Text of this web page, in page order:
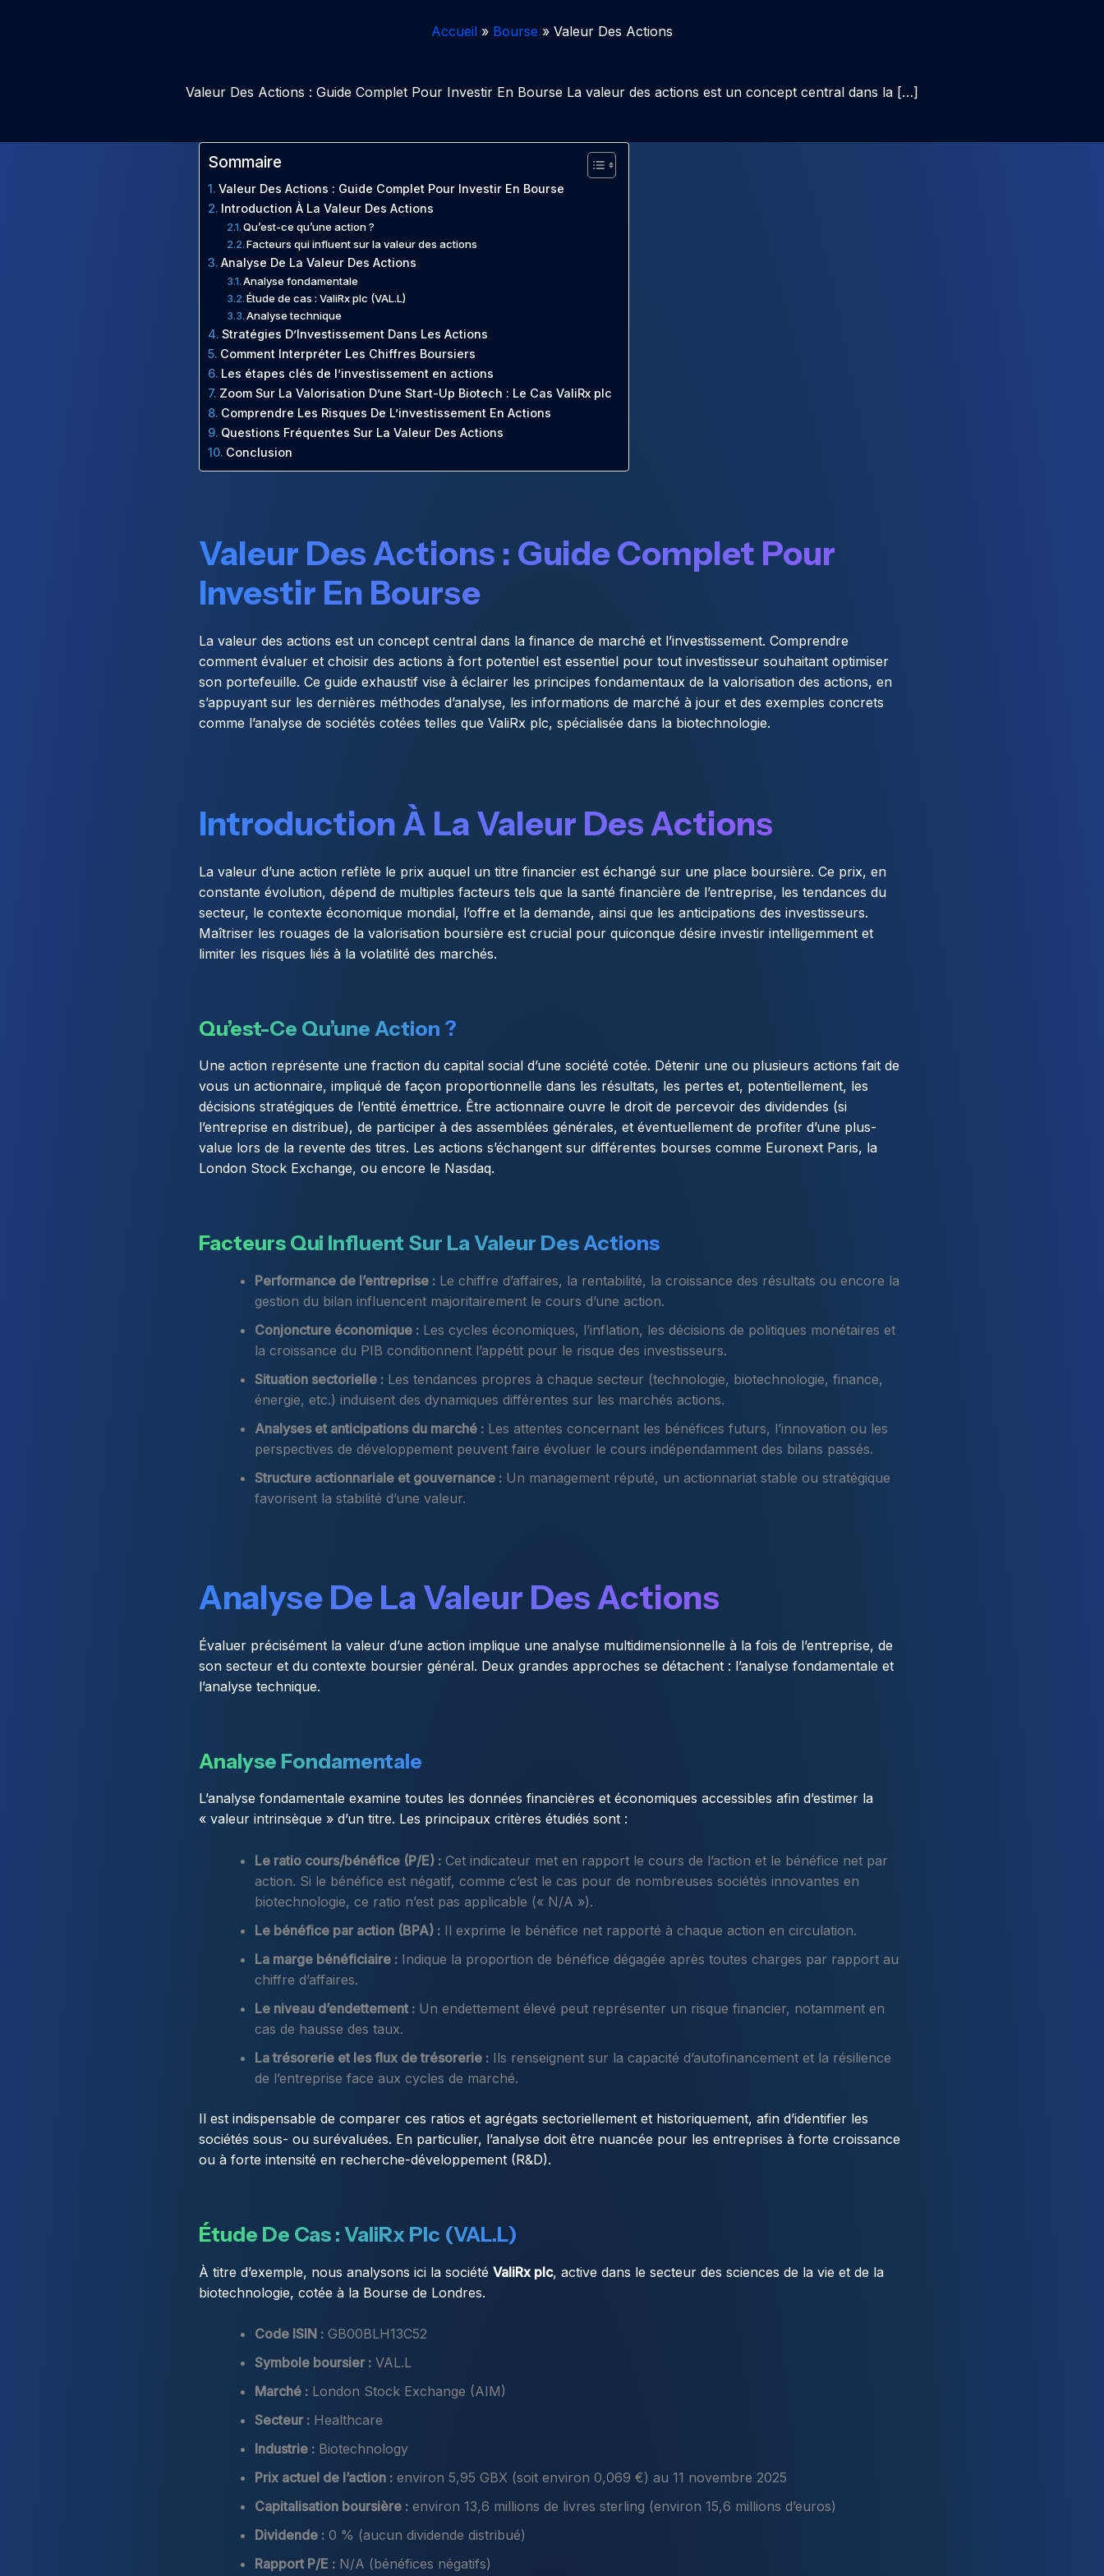
Accueil Bourse Valeur Des Actions
Valeur Des Actions : Guide Complet Pour Investir En Bourse La valeur des actions est un concept central dans la […]
Sommaire
Valeur Des Actions : Guide Complet Pour Investir En Bourse
Introduction À La Valeur Des Actions
Qu’est-ce qu’une action ?
Facteurs qui influent sur la valeur des actions
Analyse De La Valeur Des Actions
Analyse fondamentale
Étude de cas : ValiRx plc (VAL.L)
Analyse technique
Stratégies D’Investissement Dans Les Actions
Comment Interpréter Les Chiffres Boursiers
Les étapes clés de l’investissement en actions
Zoom Sur La Valorisation D’une Start-Up Biotech : Le Cas ValiRx plc
Comprendre Les Risques De L’investissement En Actions
Questions Fréquentes Sur La Valeur Des Actions
Conclusion
Valeur Des Actions : Guide Complet Pour
Investir En Bourse
La valeur des actions est un concept central dans la finance de marché et l’investissement. Comprendre
comment évaluer et choisir des actions à fort potentiel est essentiel pour tout investisseur souhaitant optimiser
son portefeuille. Ce guide exhaustif vise à éclairer les principes fondamentaux de la valorisation des actions, en
s’appuyant sur les dernières méthodes d’analyse, les informations de marché à jour et des exemples concrets
comme l’analyse de sociétés cotées telles que ValiRx plc, spécialisée dans la biotechnologie.
Introduction À La Valeur Des Actions
La valeur d’une action reflète le prix auquel un titre financier est échangé sur une place boursière. Ce prix, en
constante évolution, dépend de multiples facteurs tels que la santé financière de l’entreprise, les tendances du
secteur, le contexte économique mondial, l’offre et la demande, ainsi que les anticipations des investisseurs.
Maîtriser les rouages de la valorisation boursière est crucial pour quiconque désire investir intelligemment et
limiter les risques liés à la volatilité des marchés.
Qu’est-Ce Qu’une Action ?
Une action représente une fraction du capital social d’une société cotée. Détenir une ou plusieurs actions fait de
vous un actionnaire, impliqué de façon proportionnelle dans les résultats, les pertes et, potentiellement, les
décisions stratégiques de l’entité émettrice. Être actionnaire ouvre le droit de percevoir des dividendes (si
l’entreprise en distribue), de participer à des assemblées générales, et éventuellement de profiter d’une plus-
value lors de la revente des titres. Les actions s’échangent sur différentes bourses comme Euronext Paris, la
London Stock Exchange, ou encore le Nasdaq.
Facteurs Qui Influent Sur La Valeur Des Actions
Performance de l’entreprise : Le chiffre d’affaires, la rentabilité, la croissance des résultats ou encore la
gestion du bilan influencent majoritairement le cours d’une action.
Conjoncture économique : Les cycles économiques, l’inflation, les décisions de politiques monétaires et
la croissance du PIB conditionnent l’appétit pour le risque des investisseurs.
Situation sectorielle : Les tendances propres à chaque secteur (technologie, biotechnologie, finance,
énergie, etc.) induisent des dynamiques différentes sur les marchés actions.
Analyses et anticipations du marché : Les attentes concernant les bénéfices futurs, l’innovation ou les
perspectives de développement peuvent faire évoluer le cours indépendamment des bilans passés.
Structure actionnariale et gouvernance : Un management réputé, un actionnariat stable ou stratégique
favorisent la stabilité d’une valeur.
Analyse De La Valeur Des Actions
Évaluer précisément la valeur d’une action implique une analyse multidimensionnelle à la fois de l’entreprise, de
son secteur et du contexte boursier général. Deux grandes approches se détachent : l’analyse fondamentale et
l’analyse technique.
Analyse Fondamentale
L’analyse fondamentale examine toutes les données financières et économiques accessibles afin d’estimer la
« valeur intrinsèque » d’un titre. Les principaux critères étudiés sont :
Le ratio cours/bénéfice (P/E) : Cet indicateur met en rapport le cours de l’action et le bénéfice net par
action. Si le bénéfice est négatif, comme c’est le cas pour de nombreuses sociétés innovantes en
biotechnologie, ce ratio n’est pas applicable (« N/A »).
Le bénéfice par action (BPA) : Il exprime le bénéfice net rapporté à chaque action en circulation.
La marge bénéficiaire : Indique la proportion de bénéfice dégagée après toutes charges par rapport au
chiffre d’affaires.
Le niveau d’endettement : Un endettement élevé peut représenter un risque financier, notamment en
cas de hausse des taux.
La trésorerie et les flux de trésorerie : Ils renseignent sur la capacité d’autofinancement et la résilience
de l’entreprise face aux cycles de marché.
Il est indispensable de comparer ces ratios et agrégats sectoriellement et historiquement, afin d’identifier les
sociétés sous- ou surévaluées. En particulier, l’analyse doit être nuancée pour les entreprises à forte croissance
ou à forte intensité en recherche-développement (R&D).
Étude De Cas : ValiRx Plc (VAL.L)
À titre d’exemple, nous analysons ici la société ValiRx plc, active dans le secteur des sciences de la vie et de la
biotechnologie, cotée à la Bourse de Londres.
Code ISIN : GB00BLH13C52
Symbole boursier : VAL.L
Marché : London Stock Exchange (AIM)
Secteur : Healthcare
Industrie : Biotechnology
Prix actuel de l’action : environ 5,95 GBX (soit environ 0,069 €) au 11 novembre 2025
Capitalisation boursière : environ 13,6 millions de livres sterling (environ 15,6 millions d’euros)
Dividende : 0 % (aucun dividende distribué)
Rapport P/E : N/A (bénéfices négatifs)